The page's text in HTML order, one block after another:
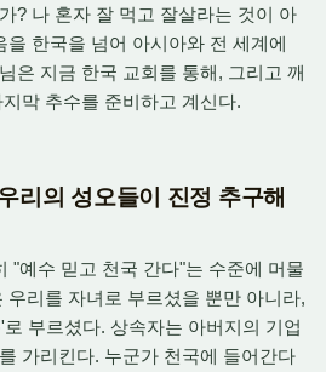
? 나 혼자 잘 먹고 잘살라는 것이 아
한국을 넘어 아시아와 전 세계에
은 지금 한국 교회를 통해, 그리고 깨
막 추수를 준비하고 계신다.
리의 성오들이 진정 추구해
"예수 믿고 천국 간다"는 수준에 머물
우리를 자녀로 부르셨을 뿐만 아니라,
부르셨다. 상속자는 아버지의 기업
가리킨다. 누군가 천국에 들어간다